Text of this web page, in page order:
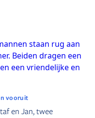
vooruit
en Jan, twee